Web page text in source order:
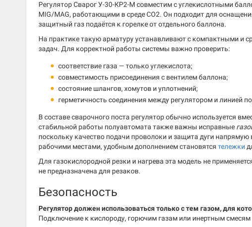
Регулятор Сварог У-30-КР2-М совместим с углекислотными
MIG/MAG, работающими в среде CO2. Он подходит для
защитный газ подаётся к горелке от отдельного баллона.
На практике такую арматуру устанавливают с компактными и
задач. Для корректной работы системы важно проверить:
соответствие газа — только углекислота;
совместимость присоединения с вентилем баллона;
состояние шлангов, хомутов и уплотнений;
герметичность соединения между регулятором и линией
В составе сварочного поста регулятор обычно используется
стабильной работы полуавтомата также важны исправные
поскольку качество подачи проволоки и защита дуги
рабочими местами, удобным дополнением становятся тележки
Для газокислородной резки и нагрева эта модель не
не предназначена для резаков.
Безопасность
Регулятор должен использоваться только с тем газом, для
Подключение к кислороду, горючим газам или инертным смесям